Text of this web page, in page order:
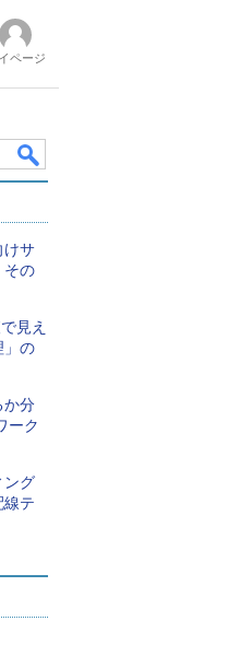
ページ
けサ
その
見え
」の
か分
ーク
ング
線テ